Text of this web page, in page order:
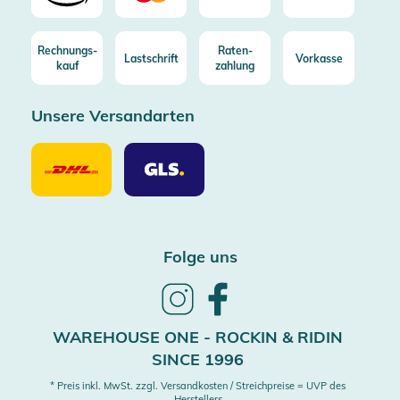
Rechnungs-
kauf
Lastschrift
Raten-
zahlung
Vorkasse
Unsere Versandarten
Unsere
Versandarten
DHL
Unsere
Versandarten
GLS
Folge uns
Follow
InstagramFacebook
WAREHOUSE ONE - ROCKIN & RIDIN
SINCE 1996
* Preis inkl. MwSt. zzgl. Versandkosten / Streichpreise = UVP des